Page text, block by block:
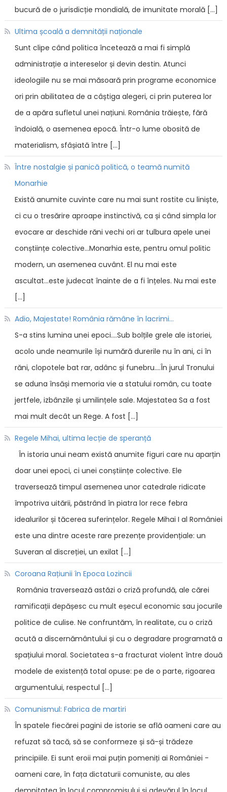
bucură de o jurisdicție mondială, de imunitate morală […]
Ultima școală a demnității naționale
Sunt clipe când politica încetează a mai fi simplă
administrație a intereselor și devin destin. Atunci
ideologiile nu se mai măsoară prin programe economice
ori prin abilitatea de a câștiga alegeri, ci prin puterea lor
de a apăra sufletul unei națiuni. România trăiește, fără
îndoială, o asemenea epocă. Într-o lume obosită de
materialism, sfâșiată între […]
Între nostalgie și panică politică, o teamă numită
Monarhie
Există anumite cuvinte care nu mai sunt rostite cu liniște,
ci cu o tresărire aproape instinctivă, ca și când simpla lor
evocare ar deschide răni vechi ori ar tulbura apele unei
conștiințe colective...Monarhia este, pentru omul politic
modern, un asemenea cuvânt. El nu mai este
ascultat...este judecat înainte de a fi înțeles. Nu mai este
[…]
Adio, Majestate! România rămâne în lacrimi...
S-a stins lumina unei epoci....Sub bolțile grele ale istoriei,
acolo unde neamurile își numără durerile nu în ani, ci în
răni, clopotele bat rar, adânc și funebru....În jurul Tronului
se aduna însăși memoria vie a statului român, cu toate
jertfele, izbânzile și umilințele sale. Majestatea Sa a fost
mai mult decât un Rege. A fost […]
Regele Mihai, ultima lecție de speranță
În istoria unui neam există anumite figuri care nu aparțin
doar unei epoci, ci unei conștiințe colective. Ele
traversează timpul asemenea unor catedrale ridicate
împotriva uitării, păstrând în piatra lor rece febra
idealurilor și tăcerea suferințelor. Regele Mihai I al României
este una dintre aceste rare prezențe providențiale: un
Suveran al discreției, un exilat […]
Coroana Rațiunii în Epoca Lozincii
România traversează astăzi o criză profundă, ale cărei
ramificații depășesc cu mult eșecul economic sau jocurile
politice de culise. Ne confruntăm, în realitate, cu o criză
acută a discernământului și cu o degradare programată a
spațiului moral. Societatea s-a fracturat violent între două
modele de existență total opuse: pe de o parte, rigoarea
argumentului, respectul […]
Comunismul: Fabrica de martiri
În spatele fiecărei pagini de istorie se află oameni care au
refuzat să tacă, să se conformeze și să-și trădeze
principiile. Ei sunt eroii mai puțin pomeniți ai României -
oameni care, în fața dictaturii comuniste, au ales